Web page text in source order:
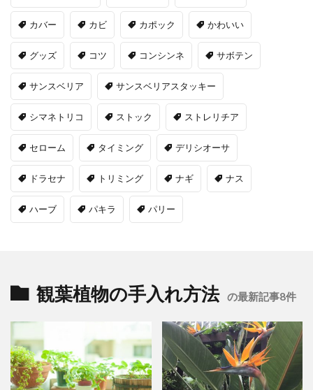
カバー カビ カポック かわいい
グッズ コツ コンシンネ サボテン
サンスベリア サンスベリアスタッキー
シマネトリコ ストック ストレリチア
セローム タイミング デリシオーサ
ドラセナ トリミング ナギ ナス
ハーブ パキラ パリー
観葉植物の手入れ方法 の最新記事8件